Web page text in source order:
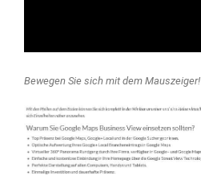
Bewegen Sie sich mit dem Mauszeiger!